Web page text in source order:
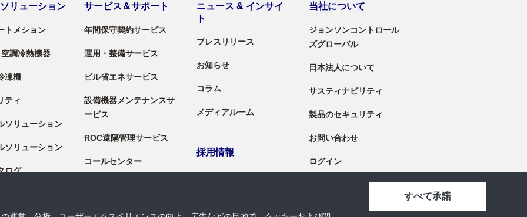
リューション
トメション
調冷熱機器
凍機
ティ
ソリューション
ソリューション
ログ
サービス＆サポート
年間保守契約サービス
運用・整備サービス
ビル省エネサービス
設備機器メンテナンスサ
ービス
ROC遠隔管理サービス
コールセンター
ニュース & インサイ
ト
プレスリリース
お知らせ
コラム
メディアルーム
採用情報
当社について
ジョンソンコントロール
ズグローバル
日本法人について
サスティナビリティ
製品のセキュリティ
お問い合わせ
ログイン
すべて承諾